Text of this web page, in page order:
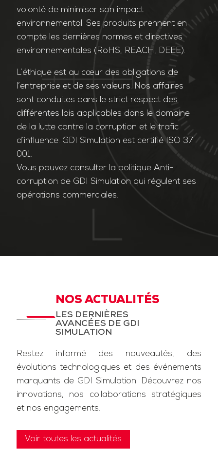
volonté de minimiser son impact
environnemental. Ses produits prennent en
compte les dernières normes et directives
environnementales (RoHS, REACH, DEEE).
L’éthique est au cœur des obligations de
l’entreprise et de ses valeurs. Nos affaires
sont conduites dans le strict respect des
différentes lois applicables dans le domaine
de la lutte contre la corruption et le trafic
d’influence. GDI Simulation est certifié ISO 37
001.
Vous pouvez consulter la politique Anti-
corruption de GDI Simulation qui régulent ses
opérations commerciales.
NOS ACTUALITÉS
LES DERNIÈRES
AVANCÉES DE GDI
SIMULATION
Restez informé des nouveautés, des
évolutions technologiques et des événements
marquants de GDI Simulation. Découvrez nos
innovations, nos collaborations stratégiques
et nos engagements.
Voir toutes les actualités